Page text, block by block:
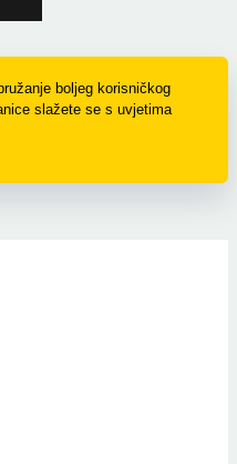
boljeg korisničkog
slažete se s uvjetima